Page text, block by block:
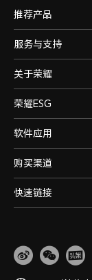
推荐产品
服务与支持
关于荣耀
荣耀ESG
软件应用
购买渠道
快速链接